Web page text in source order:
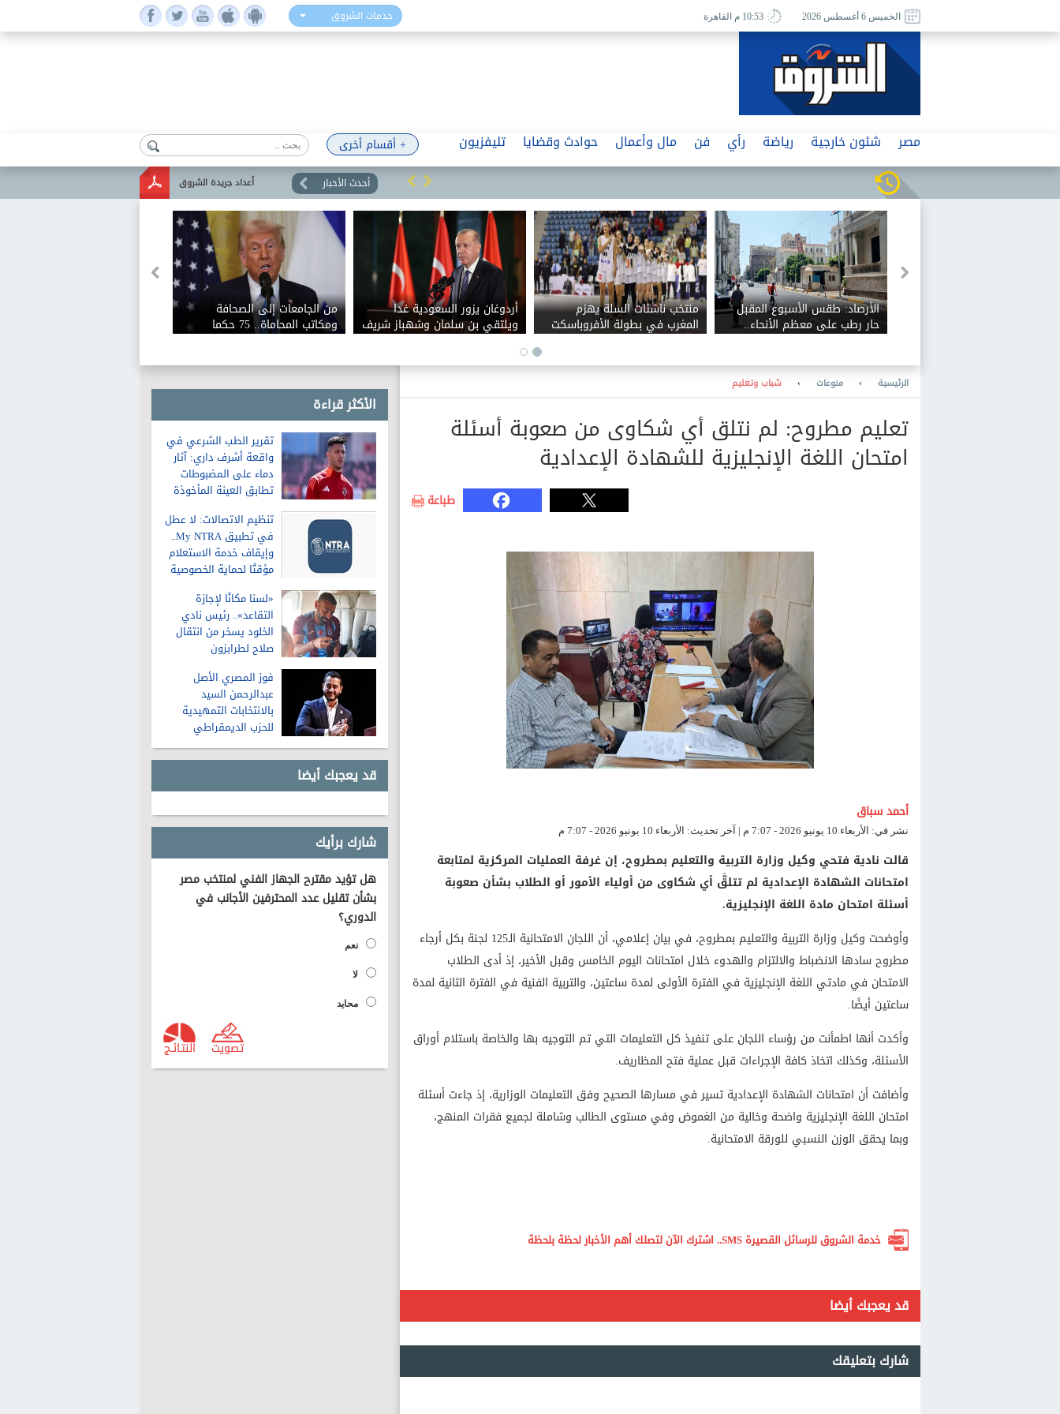
خدمات الشروق الخميس 6 أغسطس 2026 10:53 م القاهرة
+ أقسام أخرى مصر شئون خارجية رياضة رأي فن مال وأعمال حوادث وقضايا تليفزيون
أعداد جريدة الشروق أحدث الأخبار
الأرصاد: طقس الأسبوع المقبل
حار رطب على معظم الأنحاء..
والعظمى على القاهرة الكبرى
منتخب ناشئات السلة يهزم
المغرب في بطولة الأفروباسكت
أردوغان يزور السعودية غدا
ويلتقي بن سلمان وشهباز شريف
من الجامعات إلى الصحافة
ومكاتب المحاماة.. 75 حكما
تلاحق إدارة ترامب بسبب حرية
الأكثر قراءة
تقرير الطب الشرعي في
واقعة أشرف داري: آثار
دماء على المضبوطات
تطابق العينة المأخوذة
تنظيم الاتصالات: لا عطل
في تطبيق My NTRA..
وإيقاف خدمة الاستعلام
مؤقتًا لحماية الخصوصية
«لسنا مكانًا لإجازة
التقاعد».. رئيس نادي
الخلود يسخر من انتقال
صلاح لطرابزون
فوز المصري الأصل
عبدالرحمن السيد
بالانتخابات التمهيدية
للحزب الديمقراطي
لمجلس الشيوخ في
ميشيجان
قد يعجبك أيضا
شارك برأيك
هل تؤيد مقترح الجهاز الفني لمنتخب مصر
بشأن تقليل عدد المحترفين الأجانب في
الدوري؟
نعم
لا
محايد
النتـائـج تصويت
الرئيسية › منوعات › شباب وتعليم
تعليم مطروح: لم نتلق أي شكاوى من صعوبة أسئلة
امتحان اللغة الإنجليزية للشهادة الإعدادية
طباعة
أحمد سباق
نشر في: الأربعاء 10 يونيو 2026 - 7:07 م | آخر تحديث: الأربعاء 10 يونيو 2026 - 7:07 م
قالت نادية فتحي وكيل وزارة التربية والتعليم بمطروح، إن غرفة العمليات المركزية لمتابعة
امتحانات الشهادة الإعدادية لم تتلقَّ أي شكاوى من أولياء الأمور أو الطلاب بشأن صعوبة
أسئلة امتحان مادة اللغة الإنجليزية.
وأوضحت وكيل وزارة التربية والتعليم بمطروح، في بيان إعلامي، أن اللجان الامتحانية الـ125 لجنة بكل أرجاء
مطروح سادها الانضباط والالتزام والهدوء خلال امتحانات اليوم الخامس وقبل الأخير، إذ أدى الطلاب
الامتحان في مادتي اللغة الإنجليزية في الفترة الأولى لمدة ساعتين، والتربية الفنية في الفترة الثانية لمدة
ساعتين أيضًا.
وأكدت أنها اطمأنت من رؤساء اللجان على تنفيذ كل التعليمات التي تم التوجيه بها والخاصة باستلام أوراق
الأسئلة، وكذلك اتخاذ كافة الإجراءات قبل عملية فتح المظاريف.
وأضافت أن امتحانات الشهادة الإعدادية تسير في مسارها الصحيح وفق التعليمات الوزارية، إذ جاءت أسئلة
امتحان اللغة الإنجليزية واضحة وخالية من الغموض وفي مستوى الطالب وشاملة لجميع فقرات المنهج،
وبما يحقق الوزن النسبي للورقة الامتحانية.
خدمة الشروق للرسائل القصيرة SMS.. اشترك الآن لتصلك أهم الأخبار لحظة بلحظة
قد يعجبك أيضا
شارك بتعليقك